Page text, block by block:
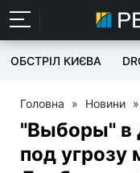
ОБСТРІЛ КИЄВА
Головна » Новини »
"Выборы" в
под угрозу